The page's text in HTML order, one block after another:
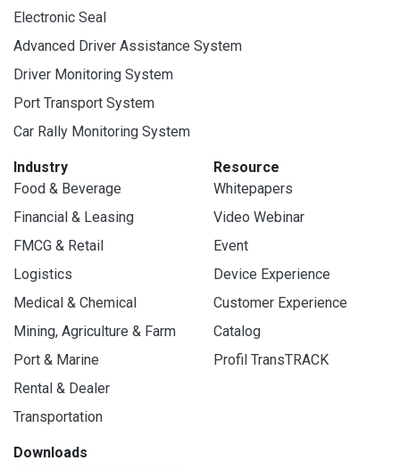
Electronic Seal
Advanced Driver Assistance System
Driver Monitoring System
Port Transport System
Car Rally Monitoring System
Industry
Food & Beverage
Financial & Leasing
FMCG & Retail
Logistics
Medical & Chemical
Mining, Agriculture & Farm
Port & Marine
Rental & Dealer
Transportation
Resource
Whitepapers
Video Webinar
Event
Device Experience
Customer Experience
Catalog
Profil TransTRACK
Downloads